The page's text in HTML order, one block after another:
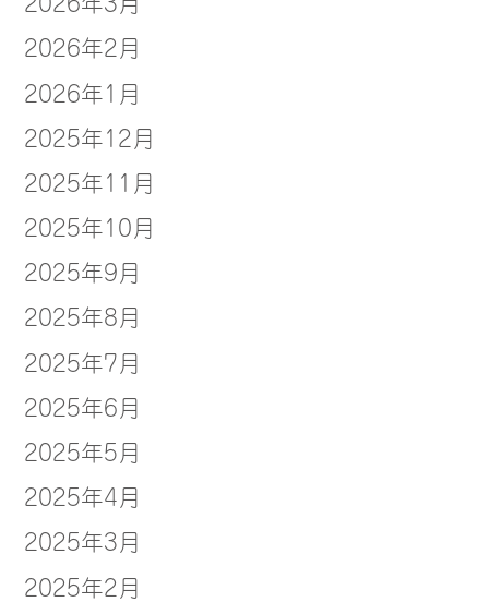
2026年2月
2026年1月
2025年12月
2025年11月
2025年10月
2025年9月
2025年8月
2025年7月
2025年6月
2025年5月
2025年4月
2025年3月
2025年2月